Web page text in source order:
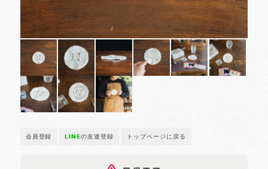
会員登録 LINEの友達登録 トップページに戻る